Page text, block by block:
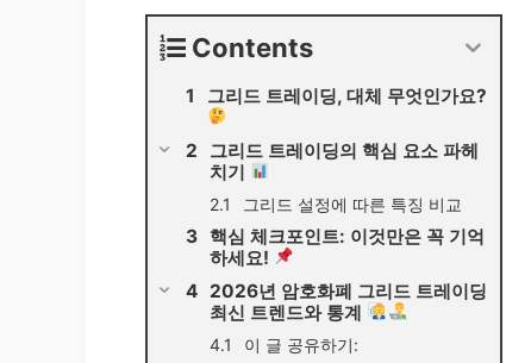
Contents
그리드 트레이딩, 대체 무엇인가요?
그리드 트레이딩의 핵심 요소 파헤
치기
그리드 설정에 따른 특징 비교
핵심 체크포인트: 이것만은 꼭 기억
하세요!
2026년 암호화폐 그리드 트레이딩
최신 트렌드와 통계
이 글 공유하기: